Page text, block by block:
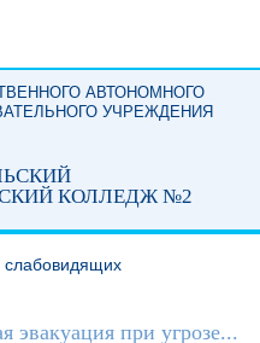
АВТОНОМНОГО
УЧРЕЖДЕНИЯ
КОЛЛЕДЖ №2
слабовидящих
эвакуация при угрозе...